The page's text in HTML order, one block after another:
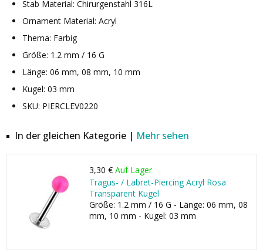
Stab Material: Chirurgenstahl 316L
Ornament Material: Acryl
Thema: Farbig
Größe: 1.2 mm / 16 G
Länge: 06 mm, 08 mm, 10 mm
Kugel: 03 mm
SKU: PIERCLEV0220
In der gleichen Kategorie | Mehr sehen
3,30 € Auf Lager
Tragus- / Labret-Piercing Acryl Rosa
Transparent Kugel
Größe: 1.2 mm / 16 G - Länge: 06 mm, 08
mm, 10 mm - Kugel: 03 mm